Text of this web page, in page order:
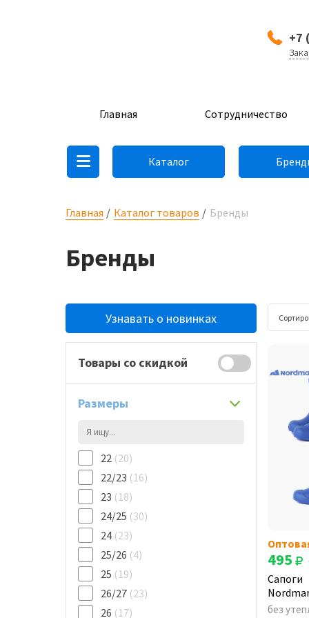
+7
Главная Сотрудничество
Каталог
Главная Каталог товаров Бренды
Бренды
Узнавать о новинках
Товары со скидкой
Размеры
22 (20)
22/23 (16)
23 (18)
24/25 (30)
24 (23)
25/26 (4)
25 (19)
26/27 (23)
26 (17)
495
Сапоги
без